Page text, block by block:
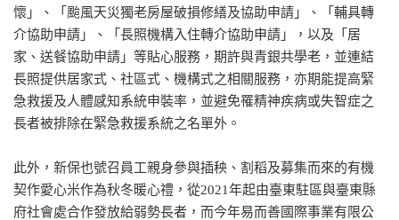
懷」、「颱風天災獨老房屋破損修繕及協助申請」、「輔具轉
介協助申請」、「長照機構入住轉介協助申請」，以及「居
家、送餐協助申請」等貼心服務，期許與青銀共學老，並連結
長照提供居家式、社區式、機構式之相關服務，亦期能提高緊
急救援及人體感知系統申裝率，並避免罹精神疾病或失智症之
長者被排除在緊急救援系統之名單外。
此外，新保也號召員工親身參與插秧、割稻及募集而來的有機
契作愛心米作為秋冬暖心禮，從2021年起由臺東駐區與臺東縣
府社會處合作發放給弱勢長者，而今年易而善國際事業有限公